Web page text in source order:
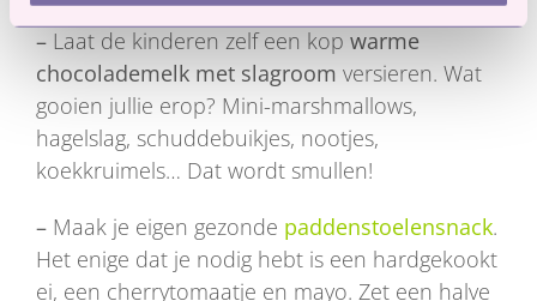
– Laat de kinderen zelf een kop warme
chocolademelk met slagroom versieren. Wat
gooien jullie erop? Mini-marshmallows,
hagelslag, schuddebuikjes, nootjes,
koekkruimels… Dat wordt smullen!
– Maak je eigen gezonde paddenstoelensnack.
Het enige dat je nodig hebt is een hardgekookt
ei, een cherrytomaatje en mayo. Zet een halve